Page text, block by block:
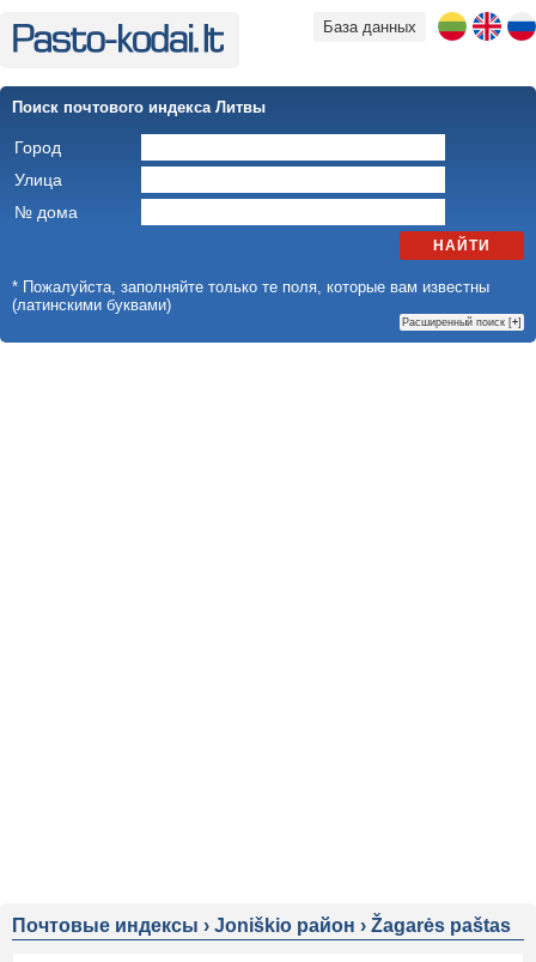
База данных
Поиск почтового индекса Литвы
Город
Улица
№ дома
НАЙТИ
* Пожалуйста, заполняйте только те поля, которые вам известны
(латинскими буквами)
Расширенный поиск [+]
Почтовые индексы › Joniškio район › Žagarės paštas